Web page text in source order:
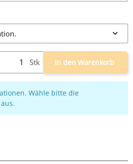
Stk In den Warenkorb
Wähle bitte die